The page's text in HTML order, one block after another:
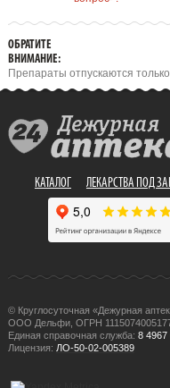
ОБРАТИТЕ
ВНИМАНИЕ:
Препараты отпускаются
КАТАЛОГ ЛЕКАРСТВА ПОД
© Круглосуточная «Дежурная
ООО Дельфи, ОГРН
Единая справочная служба: 8 4967
Лицензия: ЛО-50-02-005389